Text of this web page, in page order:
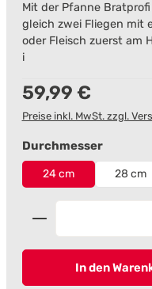
Mit der Pfanne
gleich zwei Fliegen mit
oder Fleisch zuerst am
i
Regulärer Preis:
59,99 €
Preise inkl. MwSt. zzgl.
Durchmesser
24 cm 28 cm
Produkt Anzahl:
In den